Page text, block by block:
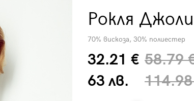
Рокля
70% вискоза, 30% полиестер
32.21 €
63 лв.
58.79